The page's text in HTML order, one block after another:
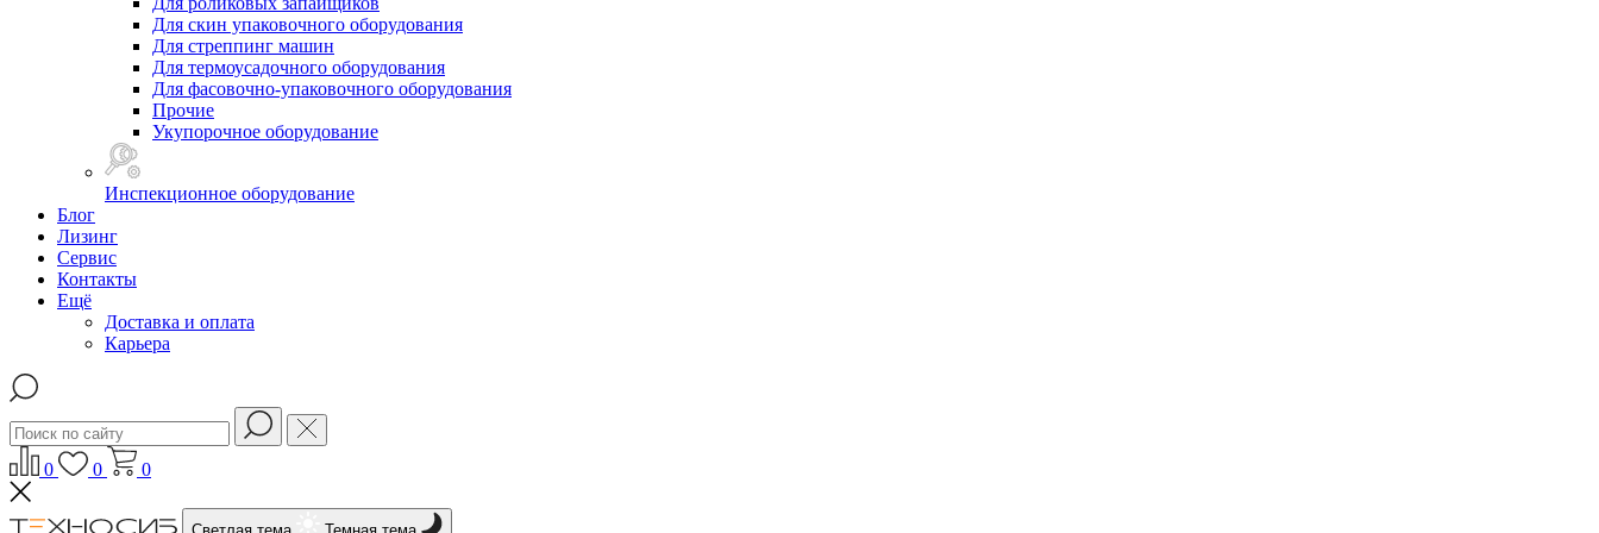
Для скин упаковочного оборудования
Для стреппинг машин
Для термоусадочного оборудования
Для фасовочно-упаковочного оборудования
Прочие
Укупорочное оборудование
Инспекционное оборудование
Блог
Лизинг
Сервис
Контакты
Ещё
Доставка и оплата
Карьера
0 0 0